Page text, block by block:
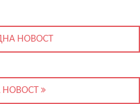
НОВОСТ
НОВОСТ